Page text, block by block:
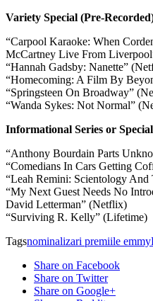
Variety Special (Pre-
“Carpool Karaoke: When
McCartney Live From
“Hannah Gadsby: Nanette”
“Homecoming: A Film By
“Springsteen On Broadway”
“Wanda Sykes: Not Normal”
Informational Series or Special
“Anthony Bourdain Parts
“Comedians In Cars Getting
“Leah Remini: Scientology
“My Next Guest Needs No
David Letterman” (Netflix)
“Surviving R. Kelly” (Lifetime)
Tagsnominalizari premiile emmy
Share on Facebook
Share on Twitter
Share on Google+